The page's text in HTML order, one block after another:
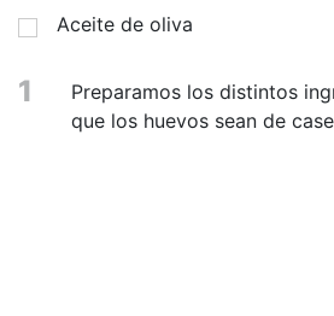
Aceite de oliva
1
Preparamos los distintos
que los huevos sean de